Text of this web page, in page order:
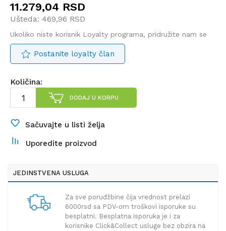
11.279,04 RSD
Ušteda: 469,96 RSD
Ukoliko niste korisnik Loyalty programa, pridružite nam se
Postanite loyalty član
Količina:
DODAJ U KORPU
Sačuvajte u listi želja
Uporedite proizvod
JEDINSTVENA USLUGA
Za sve poruđžbine čija vrednost prelazi
6000rsd sa PDV-om troškovi isporuke su
besplatni. Besplatna isporuka je i za
korisnike Click&Collect usluge bez obzira na